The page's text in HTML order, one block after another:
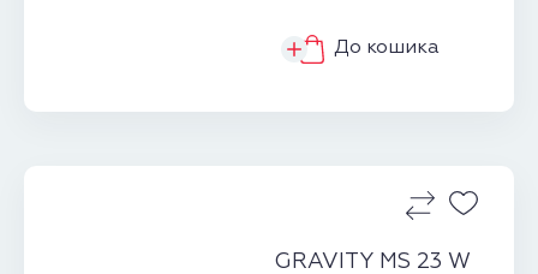
До кошика
GRAVITY MS 23 W